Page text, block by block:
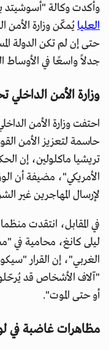
وأكدت وكالة "أسوشيتد
العليايُمكّن وزارة الأمن
حتى إن لم تكن الدولة
جدلاً واسعًا في الأوساط
وزارة الأمن
احتفت وزارة الأمن
حاسمة لتعزيز الأمن
تريشيا ماكلولين، إن
الأمريكي"، مضيفة أن
لإرسال المهاجرين غير
في المقابل، انتقدت
ليلى كانغ، محامية في
الغربي"، إن القرار
"آلاف الأشخاص قد
أو حتى الموت".
مظاهرات غاضبة في